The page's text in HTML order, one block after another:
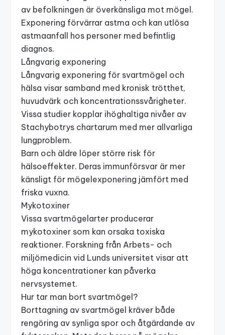
av befolkningen är överkänsliga mot mögel.
Exponering förvärrar astma och kan utlösa
astmaanfall hos personer med befintlig
diagnos.
Långvarig exponering
Långvarig exponering för svartmögel och
hälsa visar samband med kronisk trötthet,
huvudvärk och koncentrationssvårigheter.
Vissa studier kopplar ihöghaltiga nivåer av
Stachybotrys chartarum med mer allvarliga
lungproblem.
Barn och äldre löper större risk för
hälsoeffekter. Deras immunförsvar är mer
känsligt för mögelexponering jämfört med
friska vuxna.
Mykotoxiner
Vissa svartmögelarter producerar
mykotoxiner som kan orsaka toxiska
reaktioner. Forskning från Arbets- och
miljömedicin vid Lunds universitet visar att
höga koncentrationer kan påverka
nervsystemet.
Hur tar man bort svartmögel?
Borttagning av svartmögel kräver både
rengöring av synliga spor och åtgärdande av